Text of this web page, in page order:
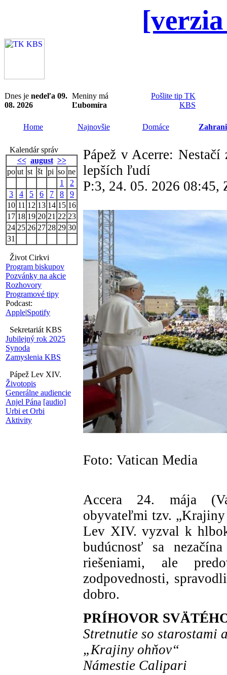
Dnes je nedeľa 09.
08. 2026
Meniny má
Ľubomíra
Pošlite tip TK
KBS
Home Najnovšie Domáce
Kalendár správ
<< august >>
po ut st št pi so ne
1
2
3
4 5 6 7 8
9
10 11 12 13 14 15 16
17 18 19 20 21 22 23
24 25 26 27 28 29 30
31
Život Cirkvi
Program biskupov
Pozvánky na akcie
Rozhovory
Programové tipy
Podcast:
Apple|Spotify
Sekretariát KBS
Jubilejný rok 2025
Synoda
Zamyslenia KBS
Pápež Lev XIV.
Životopis
Generálne audiencie
Anjel Pána [audio]
Urbi et Orbi
Aktivity
Pápež v Acerre:
lepších ľudí
P:3, 24. 05. 2026 08:45,
Foto: Vatican Media
Accera 24. mája
obyvateľmi tzv. „Krajiny
Lev XIV. vyzval k
budúcnosť sa
riešeniami, ale
zodpovednosti,
dobro.
PRÍHOVOR
Stretnutie so starostami
„Krajiny ohňov“
Námestie Calipari